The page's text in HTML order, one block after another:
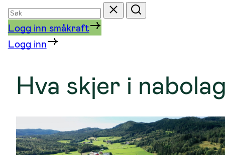
Søk
etter
Tilbakestill
Søk
Logg inn småkraft
Logg inn
Hva skjer i